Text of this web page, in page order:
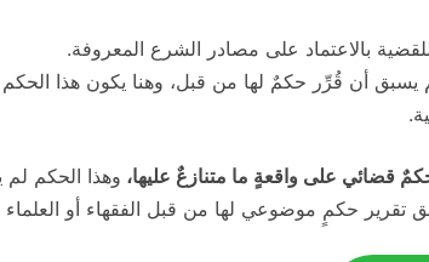
بالاعتماد على مصادر الشرع المعروفة.
يسبق أن قُرِّر حكمٌ لها من قبل، وهنا يكون هذا
قضائي على واقعةٍ ما متنازعٌ عليها، وهذا الحكم لم
حكمٍ موضوعي لها من قبل الفقهاء أو العلماء